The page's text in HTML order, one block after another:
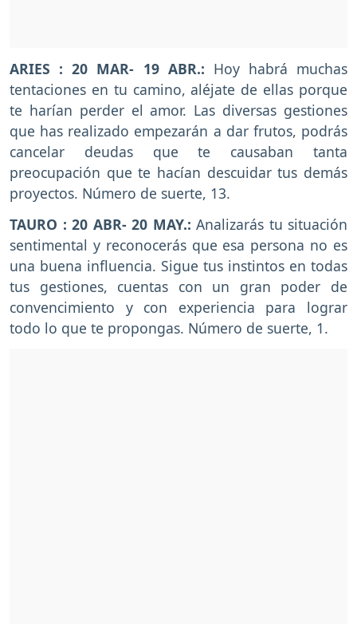
ARIES : 20 MAR- 19 ABR.: Hoy habrá muchas
tentaciones en tu camino, aléjate de ellas porque
te harían perder el amor. Las diversas gestiones
que has realizado empezarán a dar frutos, podrás
cancelar deudas que te causaban tanta
preocupación que te hacían descuidar tus demás
proyectos. Número de suerte, 13.
TAURO : 20 ABR- 20 MAY.: Analizarás tu situación
sentimental y reconocerás que esa persona no es
una buena influencia. Sigue tus instintos en todas
tus gestiones, cuentas con un gran poder de
convencimiento y con experiencia para lograr
todo lo que te propongas. Número de suerte, 1.